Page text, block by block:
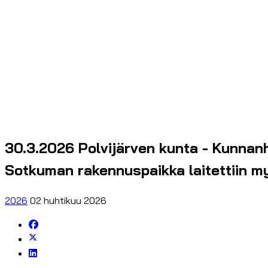
30.3.2026 Polvijärven kunta -
Sotkuman rakennuspaikka laitettiin
2026 02 huhtikuu 2026